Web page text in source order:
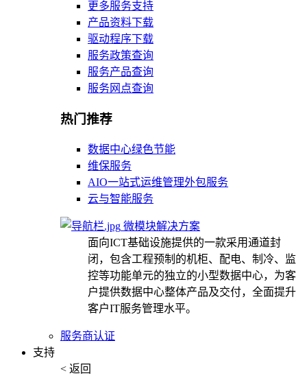
更多服务支持
产品资料下载
驱动程序下载
服务政策查询
服务产品查询
服务网点查询
热门推荐
数据中心绿色节能
维保服务
AIO一站式运维管理外包服务
云与智能服务
微模块解决方案
面向ICT基础设施提供的一款采用通道封
闭，包含工程预制的机柜、配电、制冷、监
控等功能单元的独立的小型数据中心，为客
户提供数据中心整体产品及交付，全面提升
客户IT服务管理水平。
服务商认证
支持
< 返回